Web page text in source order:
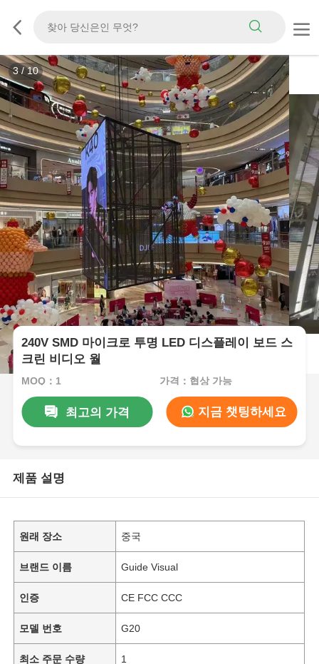
3/10
240V SMD 마이크로 투명 LED 디스플레이 보드 스
크린 비디오 월
MOQ：1 가격：협상 가능
최고의 가격 지금 챗팅하세요
제품 설명
원래 장소 중국
브랜드 이름 Guide Visual
인증 CE FCC CCC
모델 번호 G20
최소 주문 수량 1